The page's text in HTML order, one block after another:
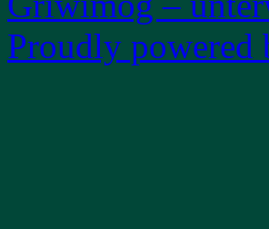
Proudly powered